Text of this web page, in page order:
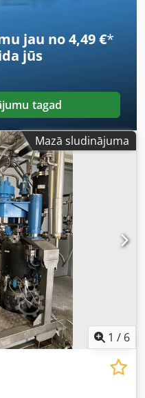
jau no 4,49 €*
jūs
tagad
Mazā sludinājuma
1 / 6